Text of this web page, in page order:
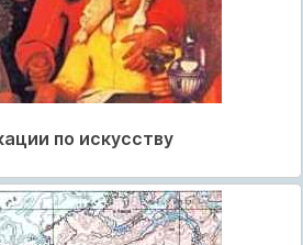
по искусству